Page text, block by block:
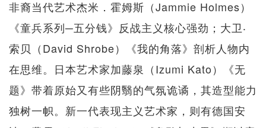
非裔当代艺术杰米．霍姆斯（Jammie Holmes）
《童兵系列─五分钱》反战主义核心强劲；大卫‧
索贝（David Shrobe）《我的角落》剖析人物内
在思维。日本艺术家加藤泉（Izumi Kato）《无
题》带着原始又有些阴翳的气氛诡谲，其造型能力
独树一帜。新一代表现主义艺术家，则有德国安